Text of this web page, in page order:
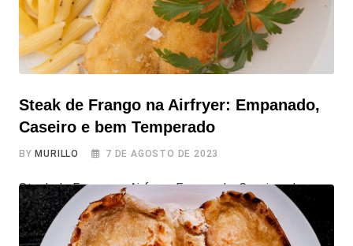
Steak de Frango na Airfryer: Empanado,
Caseiro e bem Temperado
BY MURILLO 7 DE AGOSTO DE 2023
Steak de Frango na Airfryer: Empanado, Caseiro e bem
Temperado Que tal tentar fazer o seu McChicken ou um
saboroso Chicken Duplo do BK, tudo na sua própria casa?